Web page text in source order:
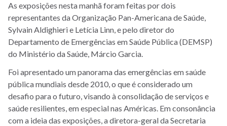
As exposições nesta manhã foram feitas por dois
representantes da Organização Pan-Americana de Saúde,
Sylvain Aldighieri e Letícia Linn, e pelo diretor do
Departamento de Emergências em Saúde Pública (DEMSP)
do Ministério da Saúde, Márcio Garcia.
Foi apresentado um panorama das emergências em saúde
pública mundiais desde 2010, o que é considerado um
desafio para o futuro, visando à consolidação de serviços e
saúde resilientes, em especial nas Américas. Em consonância
com a ideia das exposições, a diretora-geral da Secretaria